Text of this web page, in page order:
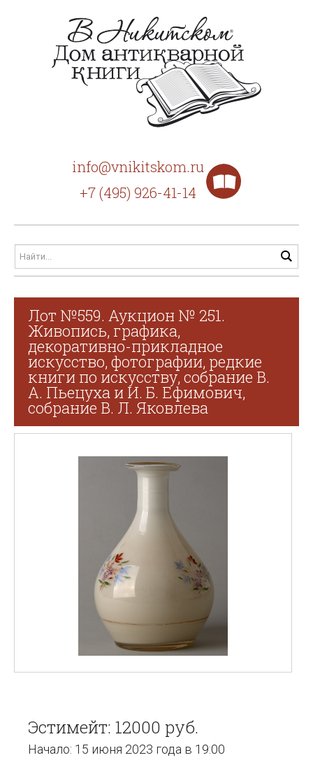
info@vnikitskom.ru
+7 (495) 926-41-14
Лот №559. Аукцион № 251.
Живопись, графика,
декоративно-прикладное
искусство, фотографии, редкие
книги по искусству, собрание В.
А. Пьецуха и И. Б. Ефимович,
собрание В. Л. Яковлева
Эстимейт: 12000 руб.
Начало: 15 июня 2023 года в 19:00